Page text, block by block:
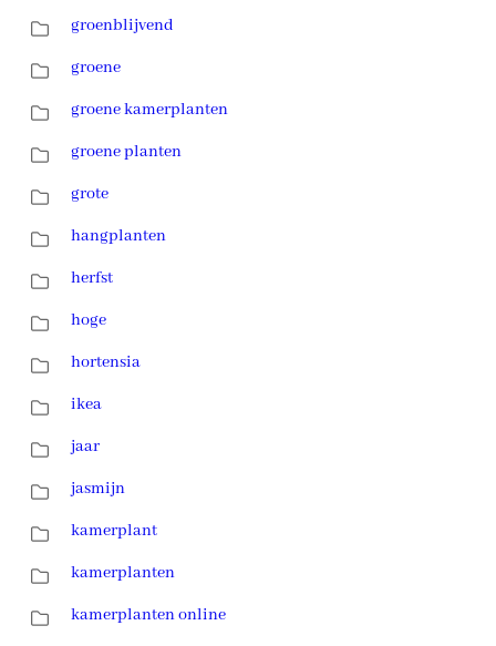
groenblijvend
groene
groene kamerplanten
groene planten
grote
hangplanten
herfst
hoge
hortensia
ikea
jaar
jasmijn
kamerplant
kamerplanten
kamerplanten online